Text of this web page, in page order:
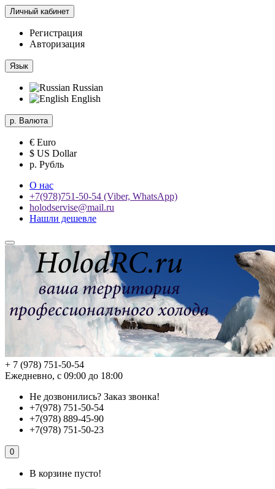
Личный кабинет
Регистрация
Авторизация
Язык
Russian
English
р. Валюта
€ Euro
$ US Dollar
р. Рубль
О нас
+7(978)751-50-54 (Viber, WhatsApp)
holodservise@mail.ru
Нашли дешевле
+ 7 (978) 751-50-54
Ежедневно, с 09:00 до 18:00
Не дозвонились? Заказ звонка!
+7(978) 751-50-54
+7(978) 889-45-90
+7(978) 751-50-23
0
В корзине пусто!